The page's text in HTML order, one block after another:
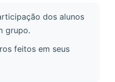
dos alunos
grupo.
feitos em seus